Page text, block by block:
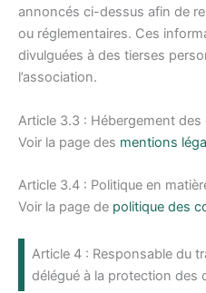
annoncés ci-dessus afin de
ou réglementaires. Ces
divulguées à des tierses
l’association.
Article 3.3 : Hébergement des
Voir la page des mentions
Article 3.4 : Politique en
Voir la page de politique des
Article 4 : Responsable du
délégué à la protection des